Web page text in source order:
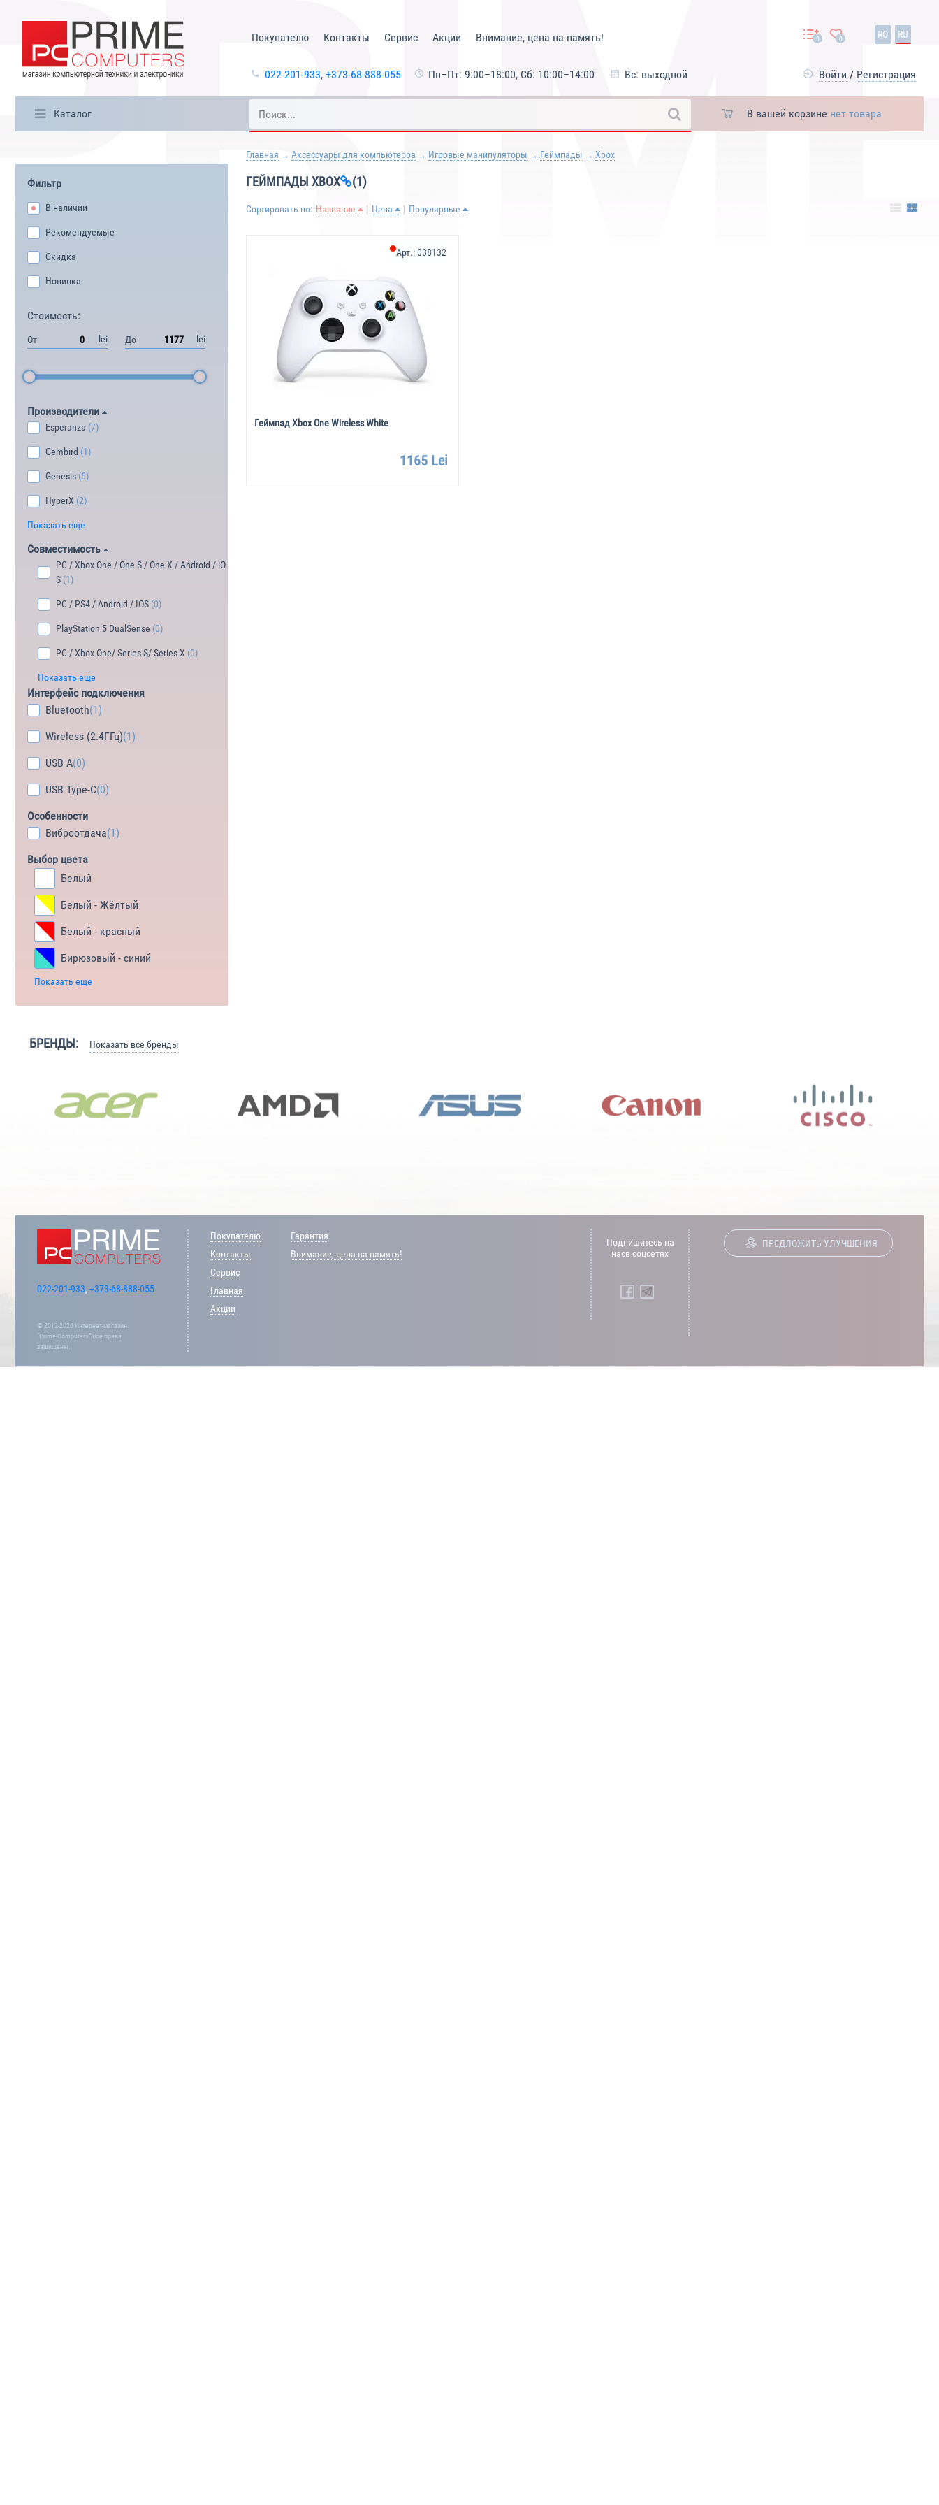
Покупателю Контакты Сервис Акции Внимание, цена на память!
022-201-933, +373-68-888-055 Пн–Пт: 9:00–18:00, Сб: 10:00–14:00 Вс: выходной
0 0 RO RU
Войти / Регистрация
Каталог В вашей корзине нет товара
Фильтр
В наличии
Рекомендуемые
Скидка
Новинка
Стоимость:
От lei До lei
Производители
Esperanza (7)
Gembird (1)
Genesis (6)
HyperX (2)
Показать еще
Совместимость
PC / Xbox One / One S / One X / Android / iO
S (1)
PC / PS4 / Android / IOS (0)
PlayStation 5 DualSense (0)
PC / Xbox One/ Series S/ Series X (0)
Показать еще
Интерфейс подключения
Bluetooth(1)
Wireless (2.4ГГц)(1)
USB A(0)
USB Type-C(0)
Особенности
Виброотдача(1)
Выбор цвета
Белый
Белый - Жёлтый
Белый - красный
Бирюзовый - синий
Показать еще
Главная Аксессуары для компьютеров Игровые манипуляторы Геймпады Xbox
ГЕЙМПАДЫ XBOX (1)
Сортировать по: Название Цена Популярные
Геймпад Xbox One Wireless White
Арт.:038132
1165 Lei
БРЕНДЫ: Показать все бренды
022-201-933, +373-68-888-055
© 2012-2026 Интернет-магазин
“Prime-Computers” Все права
защищены.
Покупателю
Контакты
Сервис
Главная
Акции
Гарантия
Внимание, цена на память!
Подпишитесь на
насв соцсетях
ПРЕДЛОЖИТЬ УЛУЧШЕНИЯ